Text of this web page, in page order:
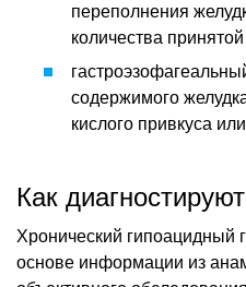
переполнения
количества
содержимого
кислого привкуса
Как
Хронический гипоацидный
основе информации из